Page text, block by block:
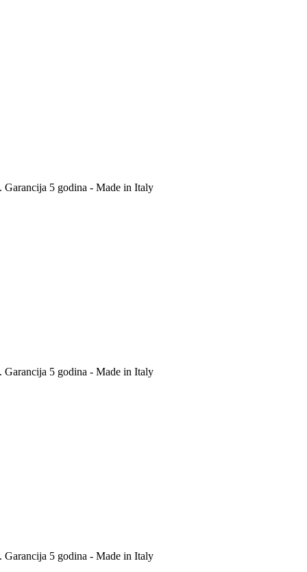
Garancija 5 godina - Made in Italy
Garancija 5 godina - Made in Italy
Garancija 5 godina - Made in Italy